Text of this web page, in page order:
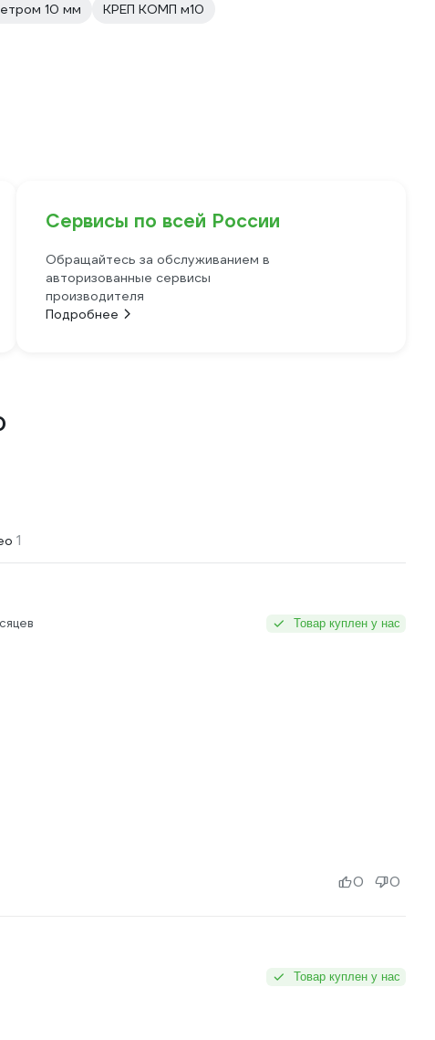
10 мм
КРЕП КОМП м10
Сервисы по всей России
Обращайтесь за обслуживанием в
авторизованные сервисы
производителя
Подробнее
1
Товар куплен у нас
0 0
Товар куплен у нас